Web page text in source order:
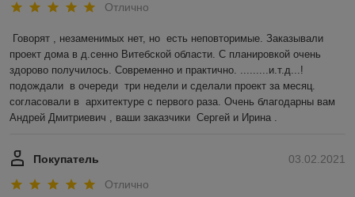
Отлично
Говорят , незаменимых нет, но  есть неповторимые. Заказывали
проект дома в д.сенно Витебской области. С планировкой очень
здорово получилось. Современно и практично. .........и.т.д...!
подождали  в очереди  три недели и сделали проект за месяц.
согласовали в  архитектуре с первого раза. Очень благодарны вам
Андрей Дмитриевич , ваши заказчики  Сергей и Ирина .
03.02.2021
Покупатель
Отлично